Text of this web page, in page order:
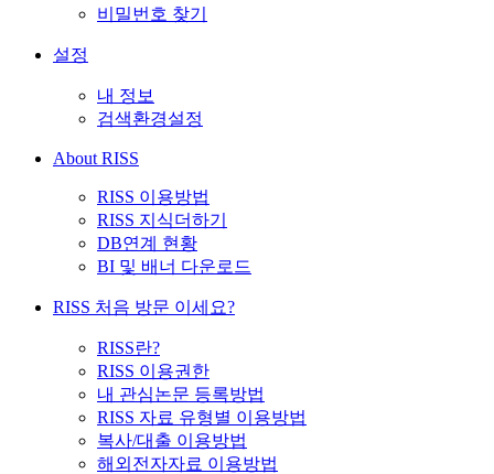
비밀번호 찾기
설정
내 정보
검색환경설정
About RISS
RISS 이용방법
RISS 지식더하기
DB연계 현황
BI 및 배너 다운로드
RISS 처음 방문 이세요?
RISS란?
RISS 이용권한
내 관심논문 등록방법
RISS 자료 유형별 이용방법
복사/대출 이용방법
해외전자자료 이용방법